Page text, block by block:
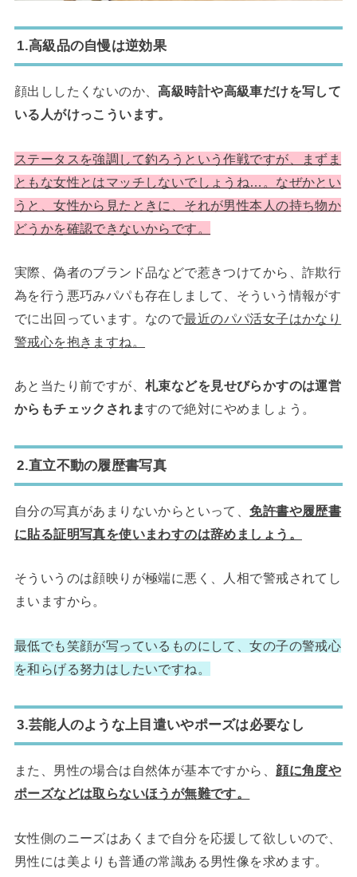
1.高級品の自慢は逆効果
顔出ししたくないのか、高級時計や高級車だけを写して
いる人がけっこういます。
ステータスを強調して釣ろうという作戦ですが、まずま
ともな女性とはマッチしないでしょうね…。なぜかとい
うと、女性から見たときに、それが男性本人の持ち物か
どうかを確認できないからです。
実際、偽者のブランド品などで惹きつけてから、詐欺行
為を行う悪巧みパパも存在しまして、そういう情報がす
でに出回っています。なので最近のパパ活女子はかなり
警戒心を抱きますね。
あと当たり前ですが、札束などを見せびらかすのは運営
からもチェックされますので絶対にやめましょう。
2.直立不動の履歴書写真
自分の写真があまりないからといって、免許書や履歴書
に貼る証明写真を使いまわすのは辞めましょう。
そういうのは顔映りが極端に悪く、人相で警戒されてし
まいますから。
最低でも笑顔が写っているものにして、女の子の警戒心
を和らげる努力はしたいですね。
3.芸能人のような上目遣いやポーズは必要なし
また、男性の場合は自然体が基本ですから、 顔に角度や
ポーズなどは取らないほうが無難です。
女性側のニーズはあくまで自分を応援して欲しいので、
男性には美よりも普通の常識ある男性像を求めます。